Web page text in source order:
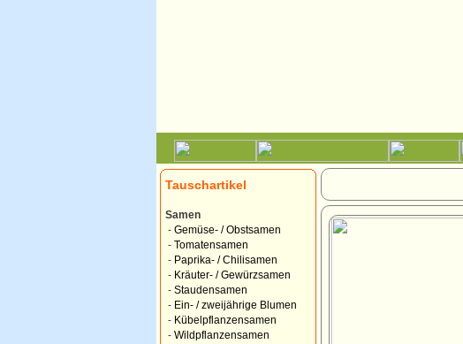
Tauschartikel
Samen
- Gemüse- / Obstsamen
- Tomatensamen
- Paprika- / Chilisamen
- Kräuter- / Gewürzsamen
- Staudensamen
- Ein- / zweijährige Blumen
- Kübelpflanzensamen
- Wildpflanzensamen